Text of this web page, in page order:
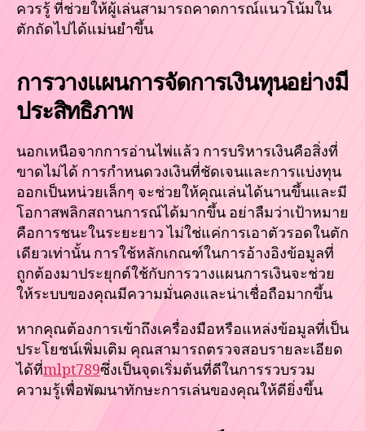
ควรรู้ ที่ช่วยให้ผู้เล่นสามารถคาดการณ์แนวโน้มใน
ตักถัดไปได้แม่นยำขึ้น
การวางแผนการจัดการเงินทุนอย่างมี
ประสิทธิภาพ
นอกเหนือจากการอ่านไพ่แล้ว การบริหารเงินคือสิ่งที่
ขาดไม่ได้ การกำหนดวงเงินที่ชัดเจนและการแบ่งทุน
ออกเป็นหน่วยเล็กๆ จะช่วยให้คุณเล่นได้นานขึ้นและมี
โอกาสพลิกสถานการณ์ได้มากขึ้น อย่าลืมว่าเป้าหมาย
คือการชนะในระยะยาว ไม่ใช่แค่การเอาตัวรอดในตัก
เดียวเท่านั้น การใช้หลักเกณฑ์ในการอ้างอิงข้อมูลที่
ถูกต้องมาประยุกต์ใช้กับการวางแผนการเงินจะช่วย
ให้ระบบของคุณมีความมั่นคงและน่าเชื่อถือมากขึ้น
หากคุณต้องการเข้าถึงเครื่องมือหรือแหล่งข้อมูลที่เป็น
ประโยชน์เพิ่มเติม คุณสามารถตรวจสอบรายละเอียด
ได้ที่mlpt789ซึ่งเป็นจุดเริ่มต้นที่ดีในการรวบรวม
ความรู้เพื่อพัฒนาทักษะการเล่นของคุณให้ดียิ่งขึ้น